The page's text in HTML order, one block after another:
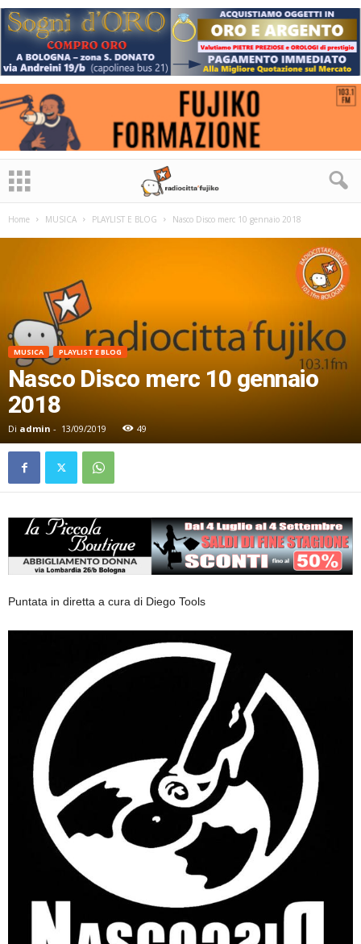
Home MUSICA PLAYLIST E BLOG Nasco Disco merc 10 gennaio 2018
MUSICA PLAYLIST E BLOG
Nasco Disco merc 10 gennaio
2018
Di admin - 13/09/2019 49
Puntata in diretta a cura di Diego Tools